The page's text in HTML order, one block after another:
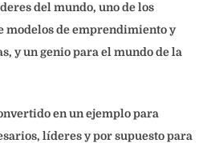
del mundo, uno de los
modelos de emprendimiento y
y un genio para el mundo de la
en un ejemplo para
líderes y por supuesto para